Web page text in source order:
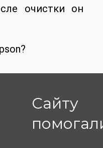
очистки он
Сайту